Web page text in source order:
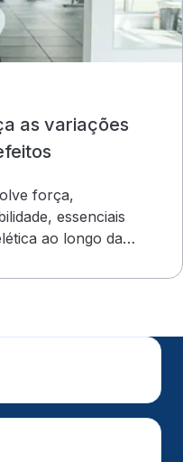
as variações
força,
essenciais
ao longo da